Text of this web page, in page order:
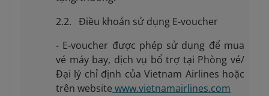
2.2. Điều khoản sử dụng E-voucher
- E-voucher được phép sử dụng để mua
vé máy bay, dịch vụ bổ trợ tại Phòng vé/
Đại lý chỉ định của Vietnam Airlines hoặc
trên website www.vietnamairlines.com